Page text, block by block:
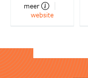
meer
website